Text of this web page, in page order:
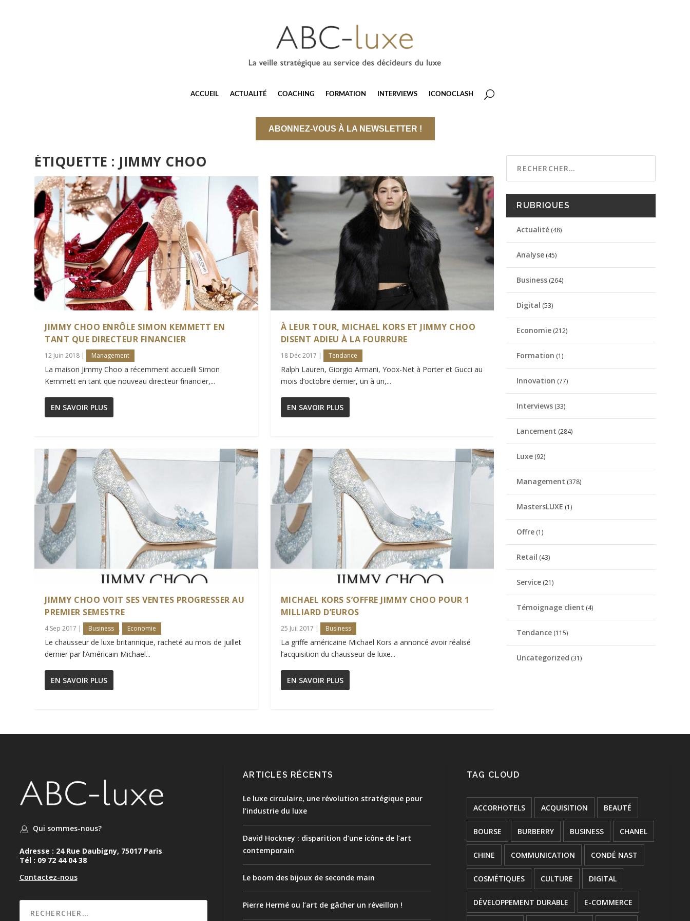
ACCUEIL ACTUALITÉ COACHING FORMATION INTERVIEWS ICONOCLASH
ABONNEZ-VOUS À LA NEWSLETTER !
ÉTIQUETTE : JIMMY CHOO
JIMMY CHOO ENRÔLE SIMON KEMMETT EN
TANT QUE DIRECTEUR FINANCIER
12 Juin 2018 | Management
La maison Jimmy Choo a récemment accueilli Simon
Kemmett en tant que nouveau directeur financier,...
EN SAVOIR PLUS
JIMMY CHOO VOIT SES VENTES PROGRESSER AU
PREMIER SEMESTRE
4 Sep 2017 | Business , Economie
Le chausseur de luxe britannique, racheté au mois de juillet
dernier par l’Américain Michael...
EN SAVOIR PLUS
À LEUR TOUR, MICHAEL KORS ET JIMMY CHOO
DISENT ADIEU À LA FOURRURE
18 Déc 2017 | Tendance
Ralph Lauren, Giorgio Armani, Yoox-Net à Porter et Gucci au
mois d’octobre dernier, un à un,...
EN SAVOIR PLUS
MICHAEL KORS S’OFFRE JIMMY CHOO POUR 1
MILLIARD D’EUROS
25 Juil 2017 | Business
La griffe américaine Michael Kors a annoncé avoir réalisé
l’acquisition du chausseur de luxe...
EN SAVOIR PLUS
RUBRIQUES
Actualité (48)
Analyse (45)
Business (264)
Digital (53)
Economie (212)
Formation (1)
Innovation (77)
Interviews (33)
Lancement (284)
Luxe (92)
Management (378)
MastersLUXE (1)
Offre (1)
Retail (43)
Service (21)
Témoignage client (4)
Tendance (115)
Uncategorized (31)
Qui sommes-nous?
Adresse : 24 Rue Daubigny, 75017 Paris
Tél : 09 72 44 04 38
Contactez-nous
ARTICLES RÉCENTS
Le luxe circulaire, une révolution stratégique pour
l’industrie du luxe
David Hockney : disparition d’une icône de l’art
contemporain
Le boom des bijoux de seconde main
Pierre Hermé ou l’art de gâcher un réveillon !
TAG CLOUD
ACCORHOTELS ACQUISITION BEAUTÉ
BOURSE BURBERRY BUSINESS CHANEL
CHINE COMMUNICATION CONDÉ NAST
COSMÉTIQUES CULTURE DIGITAL
DÉVELOPPEMENT DURABLE E-COMMERCE